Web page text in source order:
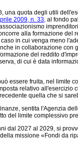
quota degli utili
2009, n. 33, al fondo
alla formazione
in cui venga meno
in collaborazione con
del reddito
di cui è data
fruita, nel limite
relativo
quella che si
sentita l'Agenzia
del limite complessivo
2027 al 2029, si
missione «Fondi da